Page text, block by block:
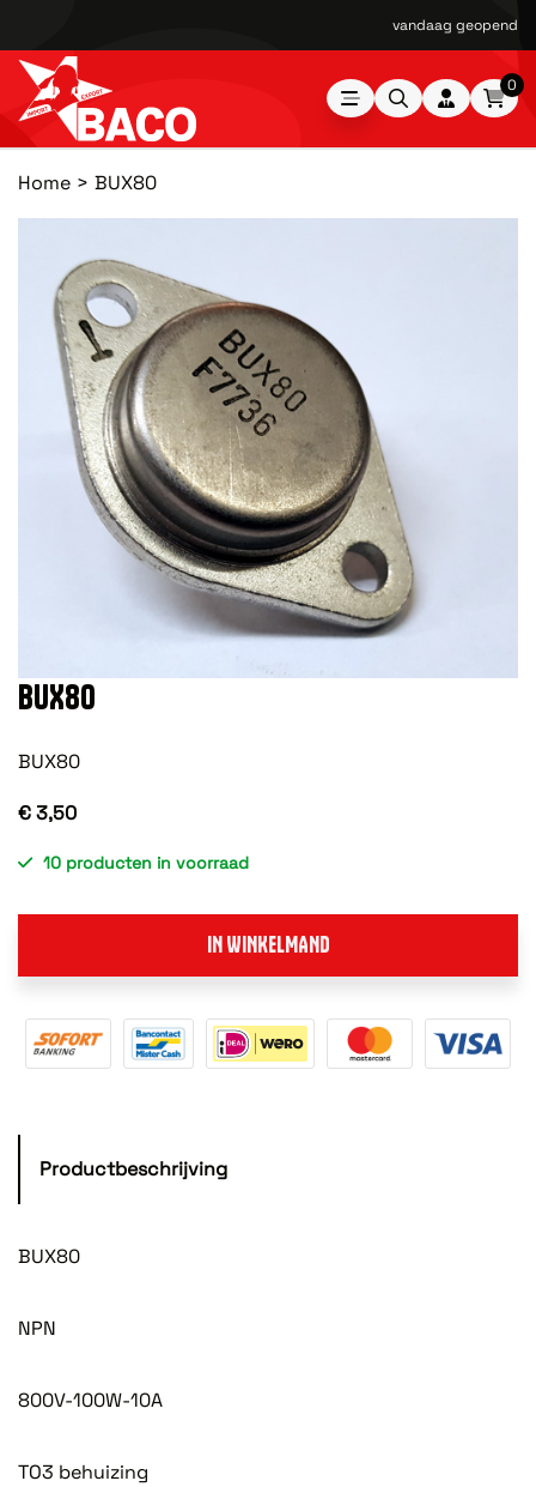
vandaag geopend
0
Home BUX80
BUX80
BUX80
€ 3,50
10 producten in voorraad
IN WINKELMAND
Productbeschrijving
BUX80
NPN
800V-100W-10A
TO3 behuizing